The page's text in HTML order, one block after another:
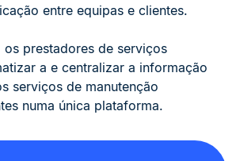
entre equipas e clientes.
os prestadores de serviços
a e centralizar a informação
serviços de manutenção
numa única plataforma.